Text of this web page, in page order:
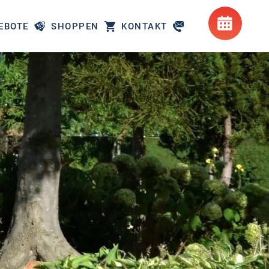
SHOPPEN KONTAKT